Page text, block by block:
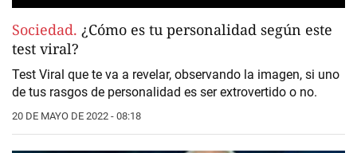
Sociedad. ¿Cómo es tu personalidad según este
test viral?
Test Viral que te va a revelar, observando la imagen, si uno
de tus rasgos de personalidad es ser extrovertido o no.
20 DE MAYO DE 2022 - 08:18